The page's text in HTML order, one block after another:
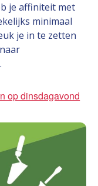
je affiniteit met
minimaal
je in te zetten
op dinsdagavond